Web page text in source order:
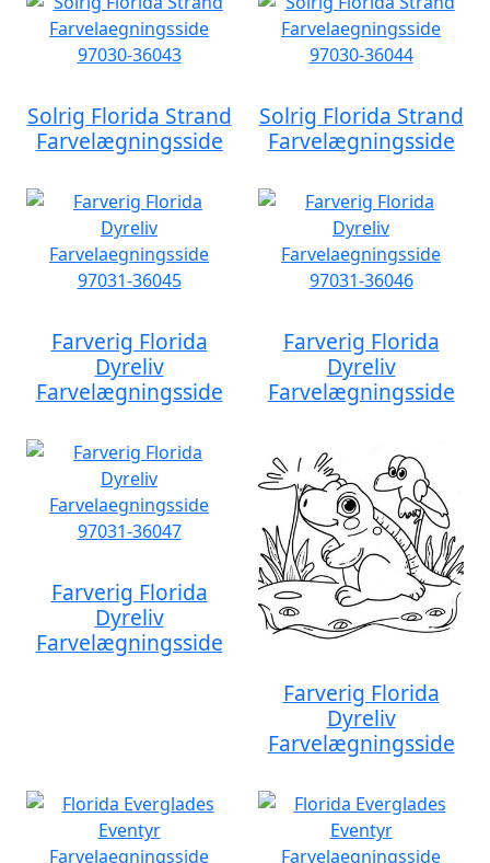
Solrig Florida Strand
Farvelægningsside
Solrig Florida Strand
Farvelægningsside
Farverig Florida
Dyreliv
Farvelægningsside
Farverig Florida
Dyreliv
Farvelægningsside
Farverig Florida
Dyreliv
Farvelægningsside
Farverig Florida
Dyreliv
Farvelægningsside